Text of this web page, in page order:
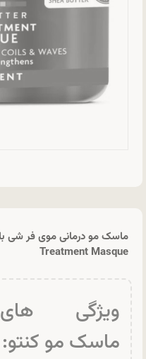
Treatment Masque
ویژگی های
ماسک مو کنتو: